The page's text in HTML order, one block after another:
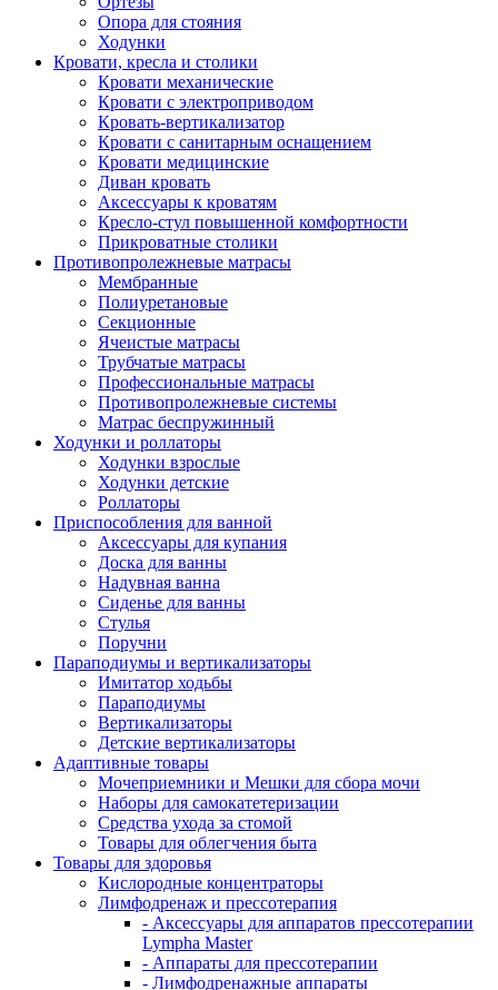
Опора для стояния
Ходунки
Кровати, кресла и столики
Кровати механические
Кровати с электроприводом
Кровать-вертикализатор
Кровати с санитарным оснащением
Кровати медицинские
Диван кровать
Аксессуары к кроватям
Кресло-стул повышенной комфортности
Прикроватные столики
Противопролежневые матрасы
Мембранные
Полиуретановые
Секционные
Ячеистые матрасы
Трубчатые матрасы
Профессиональные матрасы
Противопролежневые системы
Матрас беспружинный
Ходунки и роллаторы
Ходунки взрослые
Ходунки детские
Роллаторы
Приспособления для ванной
Аксессуары для купания
Доска для ванны
Надувная ванна
Сиденье для ванны
Стулья
Поручни
Параподиумы и вертикализаторы
Имитатор ходьбы
Параподиумы
Вертикализаторы
Детские вертикализаторы
Адаптивные товары
Мочеприемники и Мешки для сбора мочи
Наборы для самокатетеризации
Средства ухода за стомой
Товары для облегчения быта
Товары для здоровья
Кислородные концентраторы
Лимфодренаж и прессотерапия
- Аксессуары для аппаратов прессотерапии
Lympha Master
- Аппараты для прессотерапии
- Лимфодренажные аппараты